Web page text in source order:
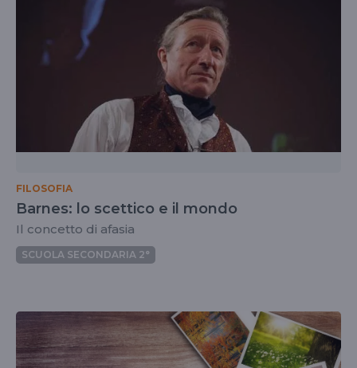
FILOSOFIA
Barnes: lo scettico e il mondo
Il concetto di afasia
SCUOLA SECONDARIA 2°